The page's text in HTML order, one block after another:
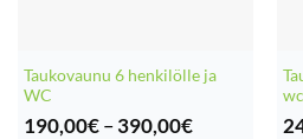
Taukovaunu 6 henkilölle ja
WC
190,00€ – 390,00€Hintaluokka:
wc